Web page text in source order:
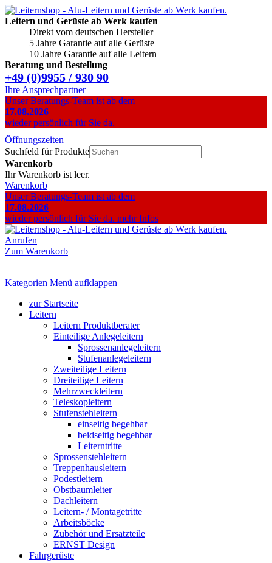
Leitern und Gerüste ab Werk kaufen
Direkt vom deutschen Hersteller
5 Jahre Garantie auf alle Gerüste
10 Jahre Garantie auf alle Leitern
Beratung und Bestellung
+49 (0)9955 / 930 90
Ihre Ansprechpartner
Unser Beratungs-Team ist ab dem
17.08.2026
wieder persönlich für Sie da.
Öffnungszeiten
Suchfeld für Produkte
Warenkorb
Ihr Warenkorb ist leer.
Warenkorb
Unser Beratungs-Team ist ab dem
17.08.2026
wieder persönlich für Sie da. mehr Infos
Anrufen
Zum Warenkorb
Kategorien Menü aufklappen
zur Startseite
Leitern
Leitern Produktberater
Einteilige Anlegeleitern
Sprossenanlegeleitern
Stufenanlegeleitern
Zweiteilige Leitern
Dreiteilige Leitern
Mehrzweckleitern
Teleskopleitern
Stufenstehleitern
einseitig begehbar
beidseitig begehbar
Leiterntritte
Sprossenstehleitern
Treppenhausleitern
Podestleitern
Obstbaumleiter
Dachleitern
Leitern- / Montagetritte
Arbeitsböcke
Zubehör und Ersatzteile
ERNST Design
Fahrgerüste